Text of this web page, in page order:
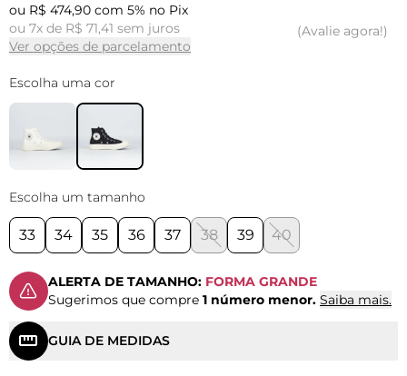
ou R$ 474,90 com 5% no Pix
ou 7x de R$ 71,41 sem juros
Ver opções de parcelamento
Avalie agora!
Escolha uma cor
Escolha um tamanho
33 34 35 36 37 38 39 40
ALERTA DE TAMANHO: FORMA GRANDE
Sugerimos que compre 1 número menor. Saiba mais.
GUIA DE MEDIDAS